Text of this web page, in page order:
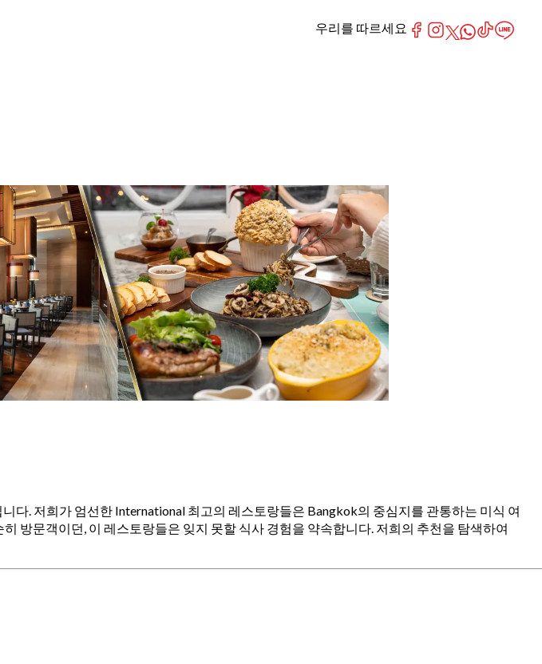
다. 저희가 엄선한 International 최고의 레스토랑들은 Bangkok의 중심지를 관통하는 미식 여
방문객이던, 이 레스토랑들은 잊지 못할 식사 경험을 약속합니다. 저희의 추천을 탐색하여
우리를 따르세요